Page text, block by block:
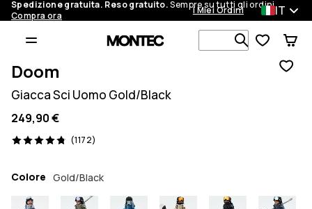
Spedizione gratuita. Reso gratuito.Sempre su tutti gli ordini.
Compra ora
I Miei Ordini IT
Cerca tra 1
Doom
Giacca Sci Uomo Gold/Black
249,90 €
(1172)
1172 recensioni, 4.8/5
Colore Gold/Black